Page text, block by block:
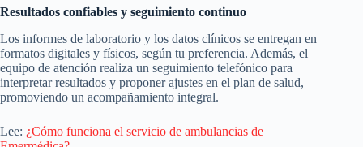
Resultados confiables y seguimiento continuo
Los informes de laboratorio y los datos clínicos se entregan en
formatos digitales y físicos, según tu preferencia. Además, el
equipo de atención realiza un seguimiento telefónico para
interpretar resultados y proponer ajustes en el plan de salud,
promoviendo un acompañamiento integral.
Lee: ¿Cómo funciona el servicio de ambulancias de